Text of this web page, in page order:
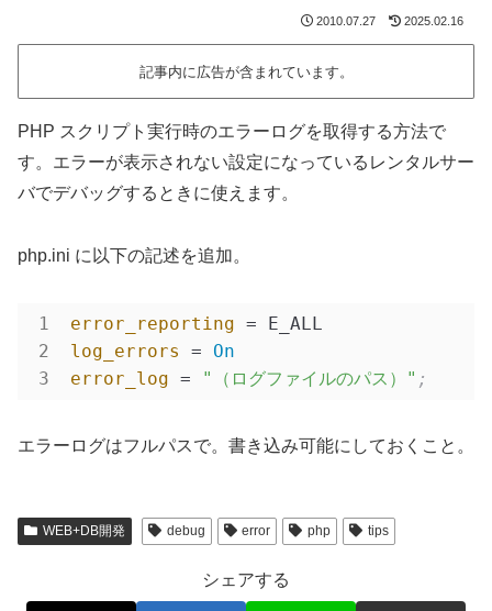
2010.07.27 2025.02.16
記事内に広告が含まれています。
PHP スクリプト実行時のエラーログを取得する方法で
す。エラーが表示されない設定になっているレンタルサー
バでデバッグするときに使えます。
php.ini に以下の記述を追加。
error_reporting
log_errors
= On
error_log = "（ログファイルのパス）" ;
エラーログはフルパスで。書き込み可能にしておくこと。
WEB+DB開発 debug error php tips
シェアする